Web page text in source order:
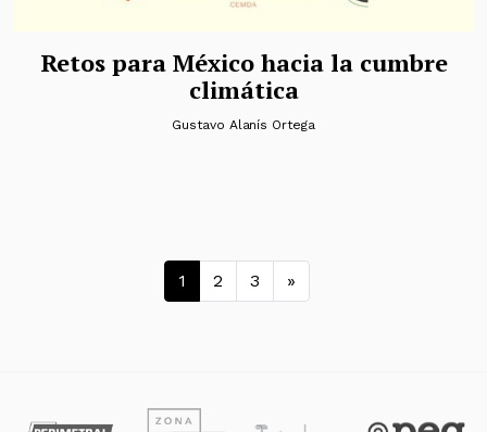
Retos para México hacia la cumbre
climática
Gustavo Alanís Ortega
Navegación de
1 2 3 »